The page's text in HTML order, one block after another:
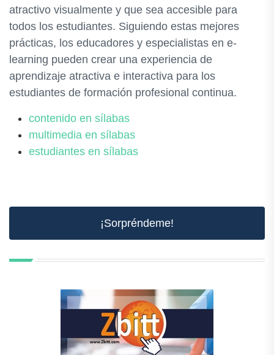
atractivo visualmente y que sea accesible para
todos los estudiantes. Siguiendo estas mejores
prácticas, los educadores y especialistas en e-
learning pueden crear una experiencia de
aprendizaje atractiva e interactiva para los
estudiantes de formación profesional continua.
contenido en sílabas
multimedia en sílabas
estudiantes en sílabas
¡Sorpréndeme!